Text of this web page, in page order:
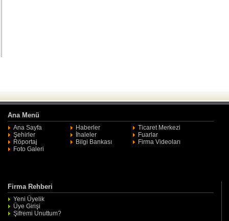
Ana Menü
Ana Sayfa Haberler
Ticaret Merkezi
Şehirler
İhaleler
Fuarlar
Röportaj
Bilgi Bankası
Firma Videoları
Foto Galeri
Firma Rehberi
Yeni Üyelik
Üye Girişi
Şifremi Unuttum?